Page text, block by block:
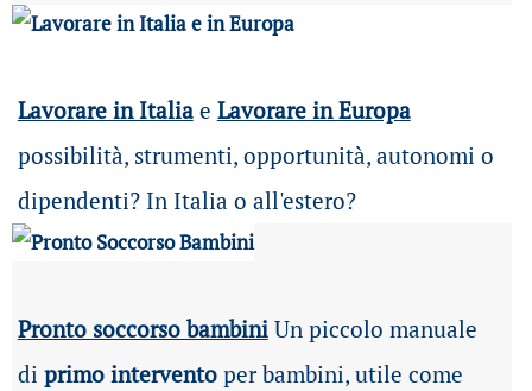
Lavorare in Italia e Lavorare in Europa
possibilità, strumenti, opportunità, autonomi o
dipendenti? In Italia o all'estero?
Pronto soccorso bambiniUn piccolo manuale
di primo interventoper bambini, utile come